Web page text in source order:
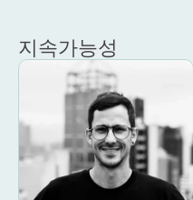
지속가능성